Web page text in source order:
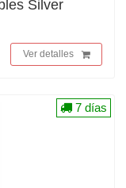
Silver
Ver detalles
7 días